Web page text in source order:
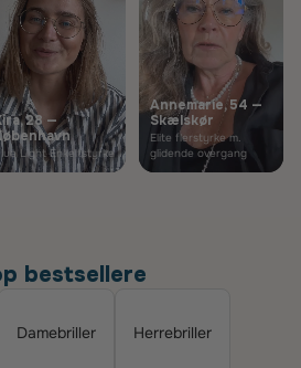
28 —
Light Enkeltstyrke
Annemarie, 54 —
Skælskør
Elite flerstyrke m.
glidende overgang
bestsellere
Damebriller Herrebriller